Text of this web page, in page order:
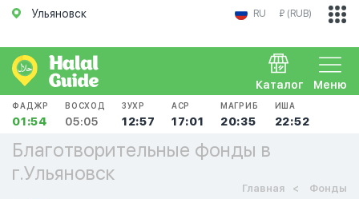
Ульяновск RU ₽ (RUB)
Меню
Каталог
ФАДЖР
01:54
ВОСХОД
05:05
ЗУХР
12:57
АСР
17:01
МАГРИБ
20:35
ИША
22:52
Благотворительные фонды в
г.Ульяновск
Главная Фонды